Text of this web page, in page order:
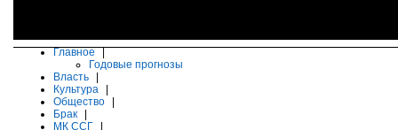
Главное
Годовые прогнозы
Власть
Культура
Общество
Брак
МК ССГ